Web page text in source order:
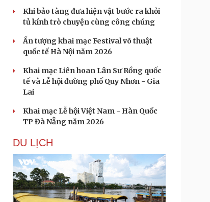
Khi bảo tàng đưa hiện vật bước ra khỏi
tủ kính trò chuyện cùng công chúng
Ấn tượng khai mạc Festival võ thuật
quốc tế Hà Nội năm 2026
Khai mạc Liên hoan Lân Sư Rồng quốc
tế và Lễ hội đường phố Quy Nhơn - Gia
Lai
Khai mạc Lễ hội Việt Nam - Hàn Quốc
TP Đà Nẵng năm 2026
DU LỊCH